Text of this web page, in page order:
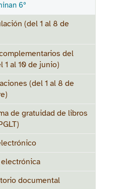
6º
(del 1 al 8 de
del
1 al 10 de junio)
(del 1 al 8 de
de gratuidad de libros
documental